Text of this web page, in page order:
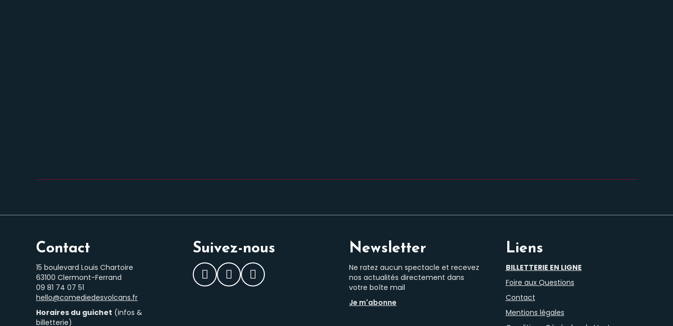
Contact
15 boulevard Louis Chartoire
63100 Clermont-Ferrand
‭09 81 74 07 51‬
hello@comediedesvolcans.fr
Horaires du guichet (infos &
billetterie)
Suivez-nous
Facebook
InstagramLinkedIn
Newsletter
Ne ratez aucun spectacle et recevez
nos actualités directement dans
votre boîte mail
Je m'abonne
Liens
BILLETTERIE EN LIGNE
Foire aux Questions
Contact
Mentions légales